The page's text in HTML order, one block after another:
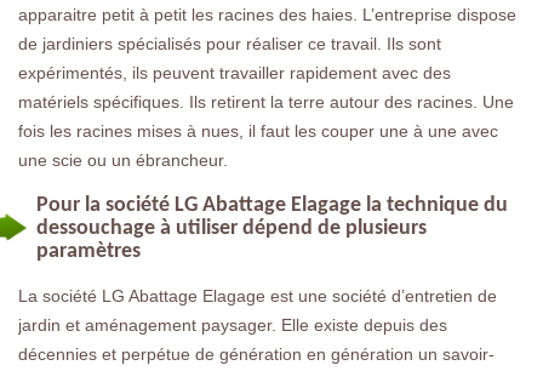
apparaitre petit à petit les racines des haies. L’entreprise dispose
de jardiniers spécialisés pour réaliser ce travail. Ils sont
expérimentés, ils peuvent travailler rapidement avec des
matériels spécifiques. Ils retirent la terre autour des racines. Une
fois les racines mises à nues, il faut les couper une à une avec
une scie ou un ébrancheur.
Pour la société LG Abattage Elagage la technique du
dessouchage à utiliser dépend de plusieurs
paramètres
La société LG Abattage Elagage est une société d’entretien de
jardin et aménagement paysager. Elle existe depuis des
décennies et perpétue de génération en génération un savoir-